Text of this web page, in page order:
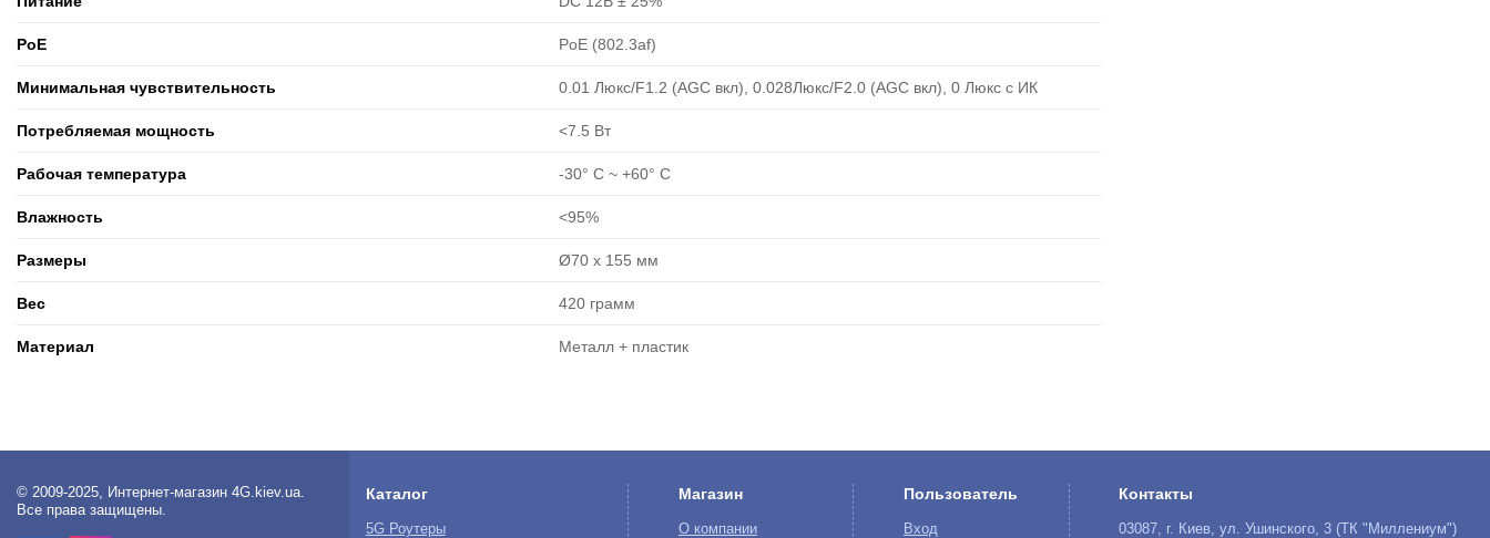
PoE PoE (802.3af)
Минимальная чувствительность 0.01 Люкс/F1.2 (AGC вкл), 0.028Люкс/F2.0 (AGC вкл), 0 Люкс с ИК
Потребляемая мощность <7.5 Вт
Рабочая температура -30° C ~ +60° C
Влажность <95%
Размеры Ø70 x 155 мм
Вес 420 грамм
Материал Металл + пластик
© 2009-2025, Интернет-магазин 4G.kiev.ua.
Все права защищены.
Каталог
5G Роутеры
Магазин
О компании
Пользователь
Вход
Контакты
03087, г. Киев, ул. Ушинского, 3 (ТК "Миллениум")